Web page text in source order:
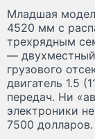
Младшая
4520 мм с
трехрядным
— двухместный
грузового
двигатель 1.5
передач. Ни
электроники
7500 долларов.